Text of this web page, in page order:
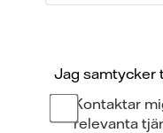
Jag samtycker
Kontaktar
relevanta